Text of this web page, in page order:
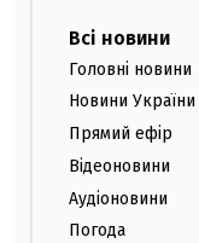
Всі новини
Головні новини
Новини України
Прямий ефір
Відеоновини
Аудіоновини
Погода